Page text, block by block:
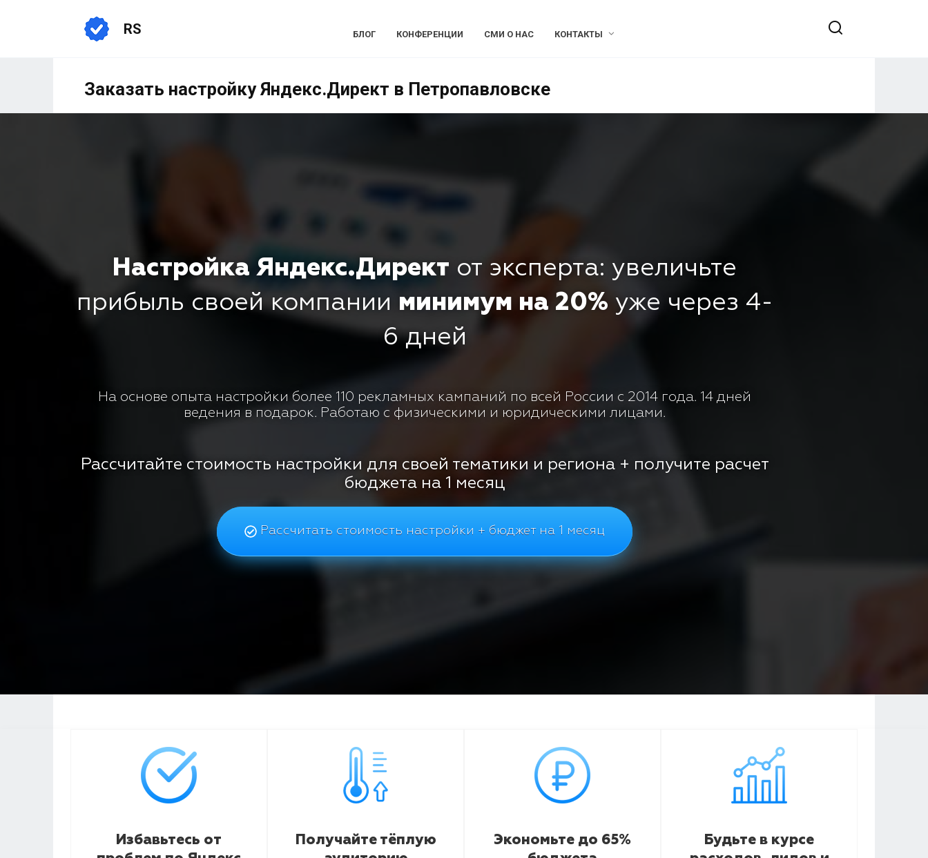
RS БЛОГ КОНФЕРЕНЦИИ СМИ О НАС КОНТАКТЫ
Заказать настройку Яндекс.Директ в Петропавловске
Настройка Яндекс.Директ от эксперта: увеличьте
прибыль своей компании минимум на 20% уже через 4-
6 дней
На основе опыта настройки более 110 рекламных кампаний по всей России с 2014 года. 14 дней
ведения в подарок. Работаю с физическими и юридическими лицами.
Рассчитайте стоимость настройки для своей тематики и региона + получите расчет
бюджета на 1 месяц
Рассчитать стоимость настройки + бюджет на 1 месяц
Избавьтесь от
Получайте тёплую
Экономьте до 65%
Будьте в курсе